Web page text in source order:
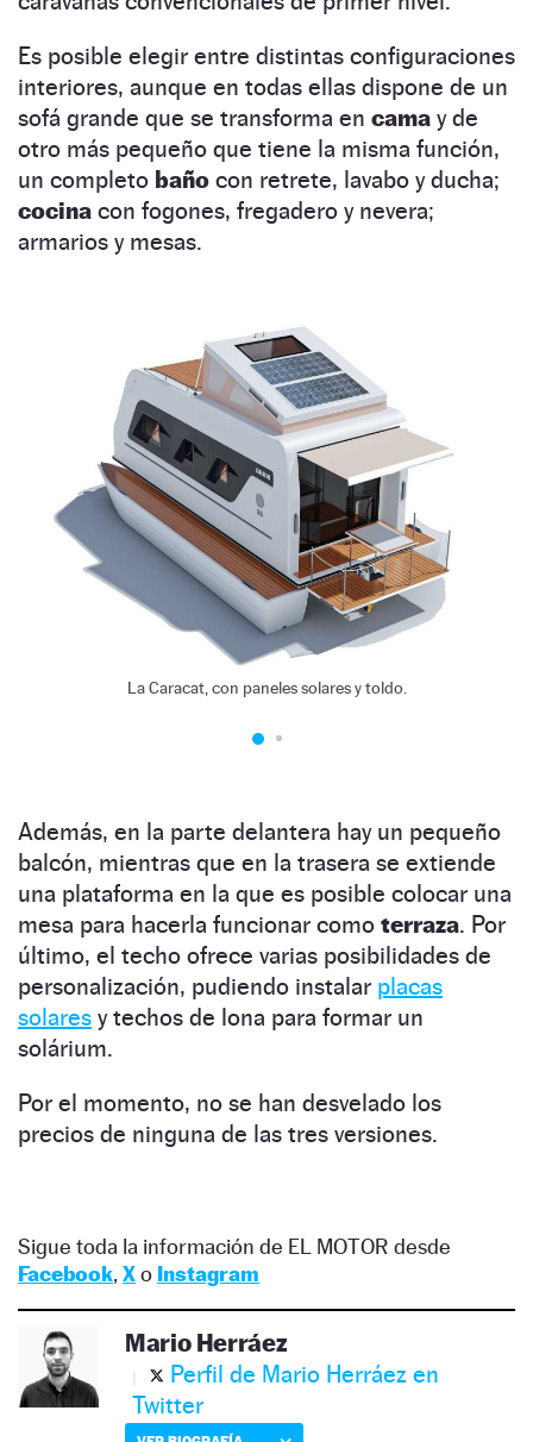
Es posible elegir entre distintas configuraciones
interiores, aunque en todas ellas dispone de un
sofá grande que se transforma en cama y de
otro más pequeño que tiene la misma función,
un completo baño con retrete, lavabo y ducha;
cocina con fogones, fregadero y nevera;
armarios y mesas.
La Caracat, con paneles solares y toldo.
Además, en la parte delantera hay un pequeño
balcón, mientras que en la trasera se extiende
una plataforma en la que es posible colocar una
mesa para hacerla funcionar como terraza. Por
último, el techo ofrece varias posibilidades de
personalización, pudiendo instalar placas
solares y techos de lona para formar un
solárium.
Por el momento, no se han desvelado los
precios de ninguna de las tres versiones.
Sigue toda la información de EL MOTOR desde
Facebook, Xo Instagram
Mario Herráez
Perfil de Mario Herráez en
Twitter